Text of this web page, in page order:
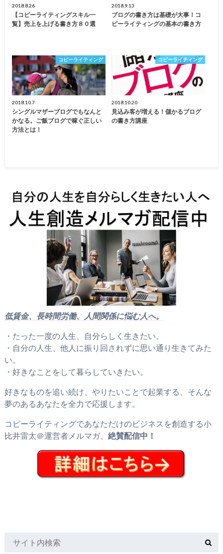
2018.8.26
【コピーライティングスキル一
覧】売上を上げる書き方８０選
2018.9.13
ブログの書き方は基礎が大事！コ
ピーライティングの基本の書き方
コピーライティング
2018.10.7
シングルマザーブログでもなんと
かなる。ご飯ブログで稼ぐ正しい
方法とは！
コピーライティング
2018.10.20
見込み客が増える！儲かるブログ
の書き方講座
低賃金、長時間労働、人間関係に悩む人へ。
・たった一度の人生、自分らしく生きたい。
・自分の人生、他人に振り回されずに思い通り生きてみた
い。
・好きなことをして暮らしていきたい。
好きなものを追い続け、やりたいことで起業する、そんな
夢のあるあなたを全力で応援します。
コピーライティングであなただけのビジネスを創造する小
比井雷太＠運営者メルマガ、 絶賛配信中！